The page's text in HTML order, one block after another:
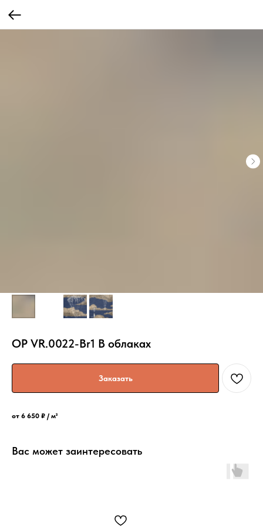
OP VR.0022-Br1 В облаках
Заказать
от 6 650 ₽ / м²
Вас может заинтересовать